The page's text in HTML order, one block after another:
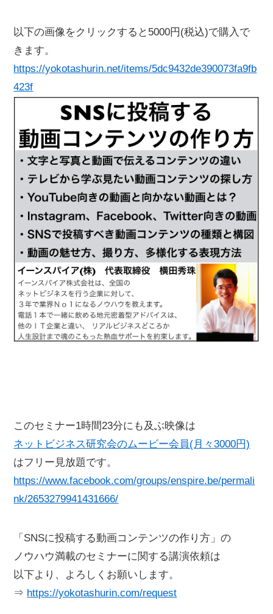
以下の画像をクリックすると5000円(税込)で購入で
きます。
https://yokotashurin.net/items/5dc9432de390073fa9fb
423f
このセミナー1時間23分にも及ぶ映像は
ネットビジネス研究会のムービー会員(月々3000円)
はフリー見放題です。
https://www.facebook.com/groups/enspire.be/permali
nk/2653279941431666/
「SNSに投稿する動画コンテンツの作り方」の
ノウハウ満載のセミナーに関する講演依頼は
以下より、よろしくお願いします。
⇒ https://yokotashurin.com/request